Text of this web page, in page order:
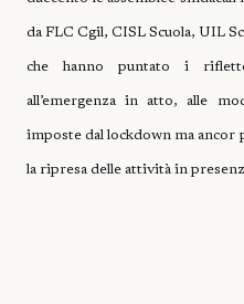
da FLC Cgil, CISL Scuola, UIL
che hanno puntato i
all’emergenza in atto, alle
imposte dal lockdown ma ancor
la ripresa delle attività in